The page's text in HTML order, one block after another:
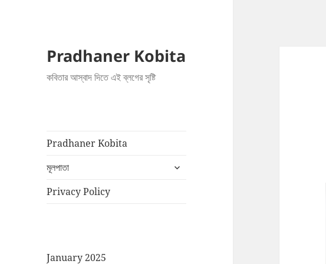
Pradhaner Kobita
কবিতার আস্বাদ দিতে এই ব্লগের সৃষ্টি
Pradhaner Kobita
মূলপাতা
expand
Privacy Policy
January 2025